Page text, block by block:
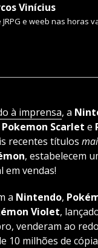
Vinícius
JRPG e weeb nas horas
à imprensa, a
Pokemon Scarlet e
recentes títulos
, estabelecem
em vendas!
a Nintendo,
Violet,
venderam ao
10 milhões de